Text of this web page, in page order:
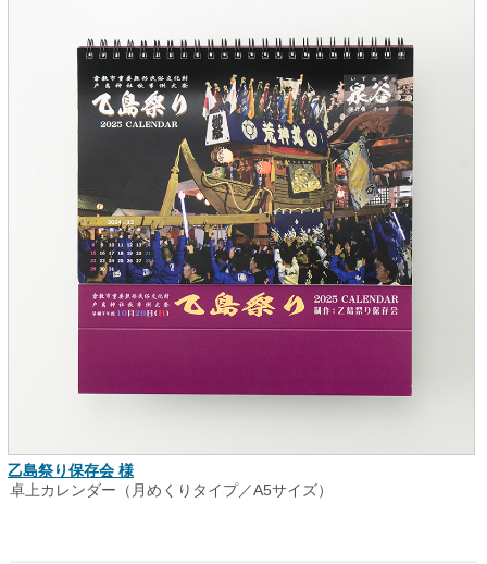
乙島祭り保存会 様
卓上カレンダー（月めくりタイプ／A5サイズ）